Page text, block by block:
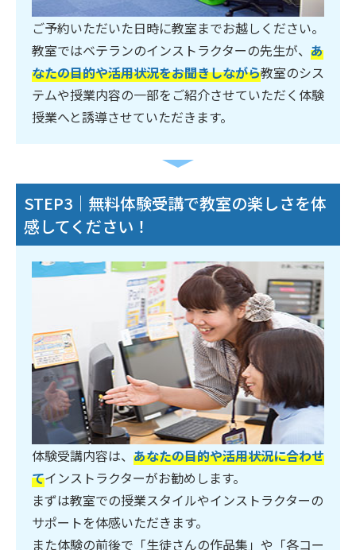
ご予約いただいた日時に教室までお越しください。
教室ではベテランのインストラクターの先生が、 あ
なたの目的や活用状況をお聞きしながら教室のシス
テムや授業内容の一部をご紹介させていただく体験
授業へと誘導させていただきます。
STEP3｜無料体験受講で教室の楽しさを体
感してください！
体験受講内容は、 あなたの目的や活用状況に合わせ
てインストラクターがお勧めします。
まずは教室での授業スタイルやインストラクターの
サポートを体感いただきます。
また体験の前後で「生徒さんの作品集」や「各コー